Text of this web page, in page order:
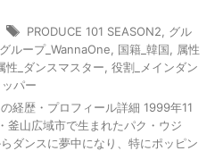
PRODUCE 101 SEASON2
グル
グループ_WannaOne 国籍_韓国
属性
性_ダンスマスター 役割_メインダン
パー
経歴・プロフィール詳細 1999年11
釜山広域市で生まれたパク・ウジ
ダンスに夢中になり、特にポッピン